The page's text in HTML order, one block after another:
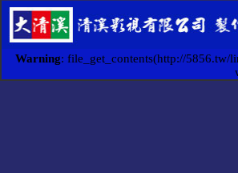
Warning: file_get_contents(http://5856.tw/